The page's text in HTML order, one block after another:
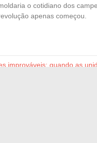
o cotidiano dos
apenas começou.
improváveis: quando as